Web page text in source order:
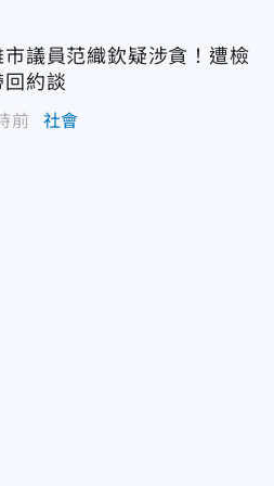
市議員范織欽疑涉貪！遭檢
回約談
前 社會